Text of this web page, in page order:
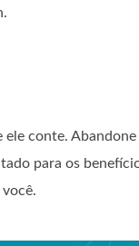
conte.
para os